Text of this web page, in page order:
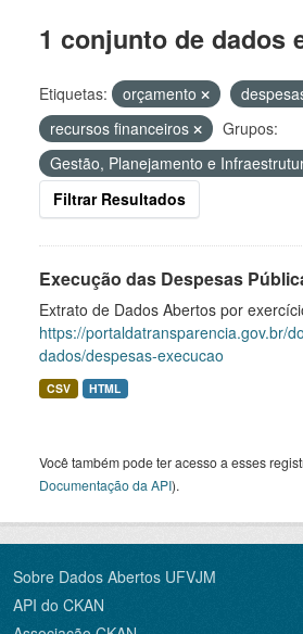
1 conjunto de dados
Etiquetas: orçamento
recursos financeiros
Grupos:
Gestão, Planejamento e
Filtrar Resultados
Execução das Despesas
Extrato de Dados Abertos por
https://portaldatransparencia.gov.br/
dados/despesas-execucao
CSV HTML
Você também pode ter acesso a esses
Documentação da API).
Sobre Dados Abertos UFVJM
API do CKAN